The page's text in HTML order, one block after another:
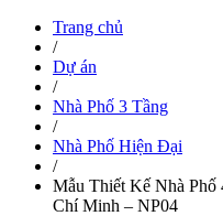
Trang chủ
/
Dự án
/
Nhà Phố 3 Tầng
/
Nhà Phố Hiện Đại
/
Mẫu Thiết Kế Nhà
Chí Minh – NP04